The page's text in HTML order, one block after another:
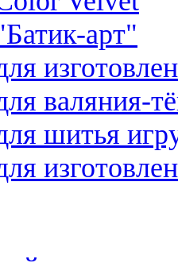
арт"
валяния-
шитья